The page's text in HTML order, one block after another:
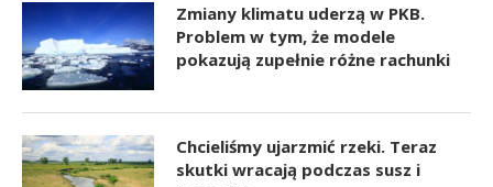
Zmiany klimatu uderzą w PKB.
Problem w tym, że modele
pokazują zupełnie różne rachunki
Chcieliśmy ujarzmić rzeki. Teraz
skutki wracają podczas susz i